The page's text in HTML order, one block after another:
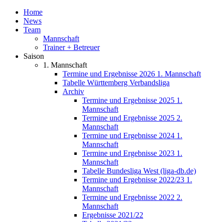
Home
News
Team
Mannschaft
Trainer + Betreuer
Saison
1. Mannschaft
Termine und Ergebnisse 2026 1. Mannschaft
Tabelle Württemberg Verbandsliga
Archiv
Termine und Ergebnisse 2025 1.
Mannschaft
Termine und Ergebnisse 2025 2.
Mannschaft
Termine und Ergebnisse 2024 1.
Mannschaft
Termine und Ergebnisse 2023 1.
Mannschaft
Tabelle Bundesliga West (liga-db.de)
Termine und Ergebnisse 2022/23 1.
Mannschaft
Termine und Ergebnisse 2022 2.
Mannschaft
Ergebnisse 2021/22